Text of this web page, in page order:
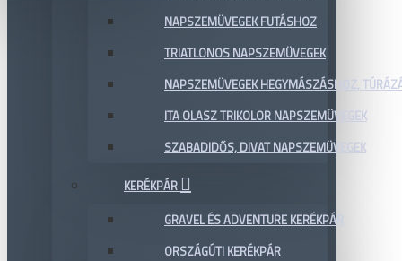
NAPSZEMÜVEGEK FUTÁSHOZ
TRIATLONOS NAPSZEMÜVEGEK
NAPSZEMÜVEGEK HEGYMÁSZÁSHOZ,
ITA OLASZ TRIKOLOR NAPSZEMÜVEGEK
SZABADIDŐS, DIVAT NAPSZEMÜVEGEK
KERÉKPÁR
GRAVEL ÉS ADVENTURE KERÉKPÁR
ORSZÁGÚTI KERÉKPÁR